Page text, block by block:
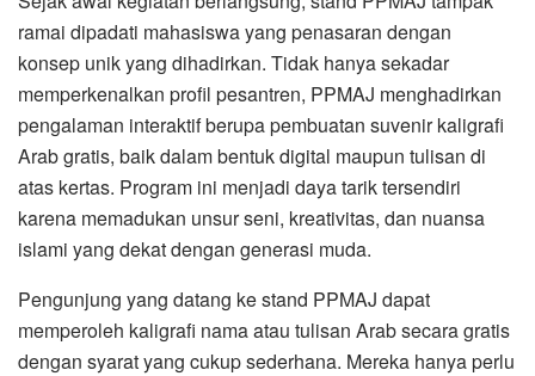
ramai dipadati mahasiswa yang penasaran dengan
konsep unik yang dihadirkan. Tidak hanya sekadar
memperkenalkan profil pesantren, PPMAJ menghadirkan
pengalaman interaktif berupa pembuatan suvenir kaligrafi
Arab gratis, baik dalam bentuk digital maupun tulisan di
atas kertas. Program ini menjadi daya tarik tersendiri
karena memadukan unsur seni, kreativitas, dan nuansa
islami yang dekat dengan generasi muda.
Pengunjung yang datang ke stand PPMAJ dapat
memperoleh kaligrafi nama atau tulisan Arab secara gratis
dengan syarat yang cukup sederhana. Mereka hanya perlu